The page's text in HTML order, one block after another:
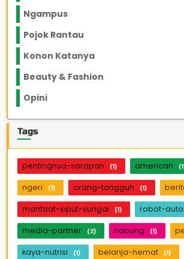
Ngampus
Pojok Rantau
Konon Katanya
Beauty & Fashion
Opini
Tags
pentingnya-sarapan (1) american
ngeri (1) orang-tangguh (1)
manfaat-siput-sungai (1) robot-
media-partner (2) nabung (1)
kaya-nutrisi (1) belanja-hemat (1)